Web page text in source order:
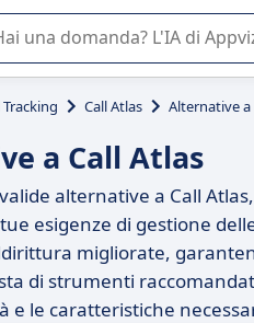
di Appvizer vi guida
Tracking Call Atlas Alternative a
a Call Atlas
alternative a Call
esigenze di gestione
migliorate,
di strumenti
e le caratteristiche